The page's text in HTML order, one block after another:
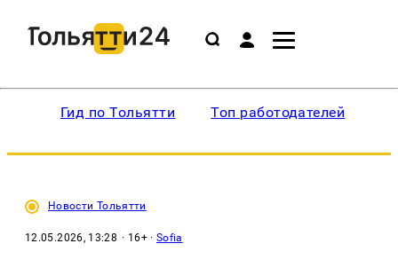
Гид по Тольятти Топ работодателей
Новости Тольятти
12.05.2026, 13:28 · 16+ ·Sofia